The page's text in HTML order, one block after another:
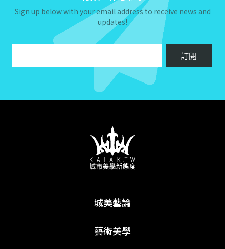
Sign up below with your email address to receive news and
updates!
城美藝論
藝術美學